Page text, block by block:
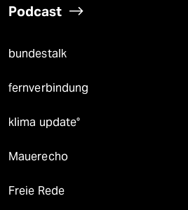
Podcast
bundestalk
fernverbindung
klima update°
Mauerecho
Freie Rede